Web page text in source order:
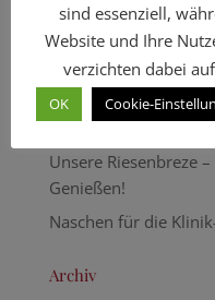
Neueste Beiträge
Neue Termine
Münchener
Aktuelle
Unsere Riesenbreze
Genießen!
Naschen für die
Archiv
sind essenziell,
Website und Ihre
verzichten dabei
OK Cookie-